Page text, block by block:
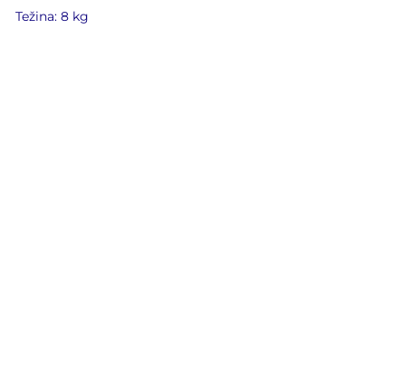
Težina: 8 kg